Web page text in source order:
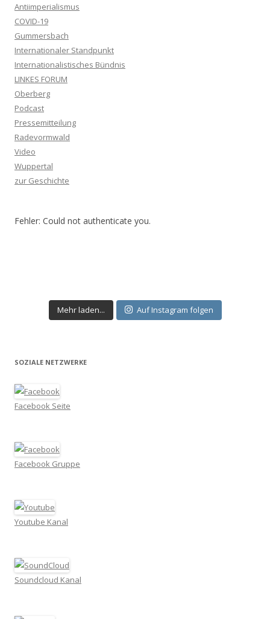
Antiimperialismus
COVID-19
Gummersbach
Internationaler Standpunkt
Internationalistisches Bündnis
LINKES FORUM
Oberberg
Podcast
Pressemitteilung
Radevormwald
Video
Wuppertal
zur Geschichte
Fehler: Could not authenticate you.
Mehr laden... Auf Instagram folgen
SOZIALE NETZWERKE
Facebook Seite
Facebook Gruppe
Youtube Kanal
Soundcloud Kanal